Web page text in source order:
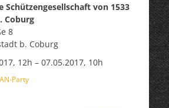
Schützengesellschaft von 1533
Coburg
8
b. Coburg
12h – 07.05.2017, 10h
Party